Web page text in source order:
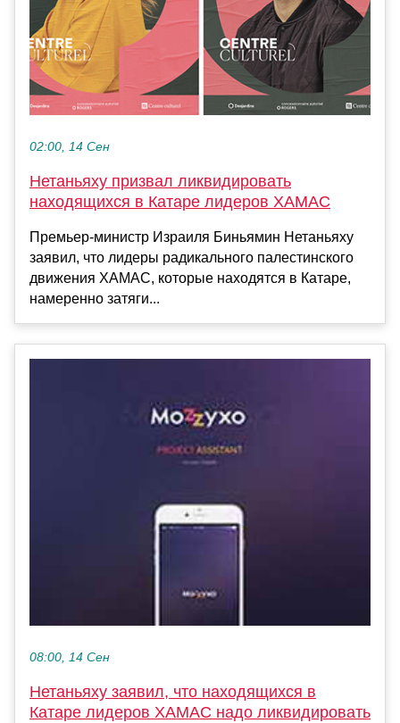
02:00, 14 Сен
Нетаньяху призвал ликвидировать
находящихся в Катаре лидеров ХАМАС
Премьер-министр Израиля Биньямин Нетаньяху
заявил, что лидеры радикального палестинского
движения ХАМАС, которые находятся в Катаре,
намеренно затяги...
08:00, 14 Сен
Нетаньяху заявил, что находящихся в
Катаре лидеров ХАМАС надо ликвидировать